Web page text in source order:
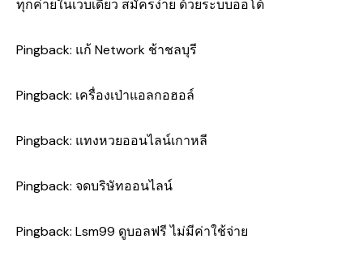
ทุกค่ายในเว็บเดียว สมัครง่าย ด้วยระบบออโต้
Pingback: แก้ Network ช้าชลบุรี
Pingback: เครื่องเป่าแอลกอฮอล์
Pingback: แทงหวยออนไลน์เกาหลี
Pingback: จดบริษัทออนไลน์
Pingback: Lsm99 ดูบอลฟรี ไม่มีค่าใช้จ่าย